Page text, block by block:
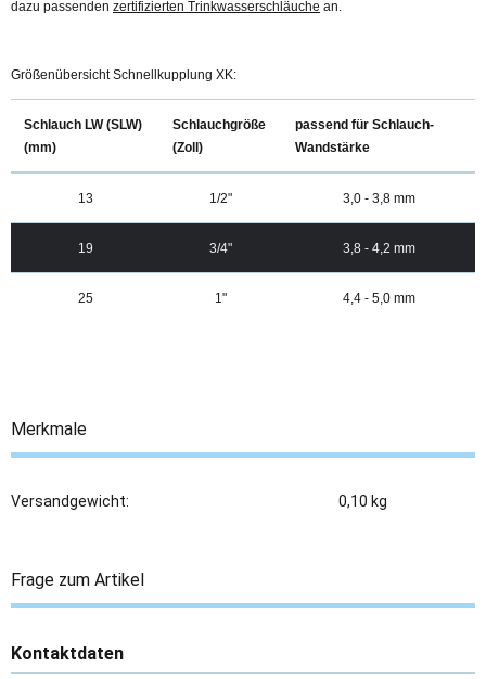
dazu passenden zertifizierten Trinkwasserschläuche an.
Größenübersicht Schnellkupplung XK:
Schlauch LW (SLW)
(mm)
Schlauchgröße
(Zoll)
passend für Schlauch-
Wandstärke
13 1/2" 3,0 - 3,8 mm
19 3/4" 3,8 - 4,2 mm
25 1" 4,4 - 5,0 mm
Merkmale
Versandgewicht: 0,10 kg
Frage zum Artikel
Kontaktdaten